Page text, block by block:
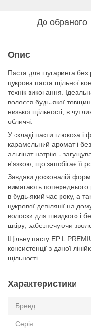
До обраного
Опис
Паста для шугаринга без
цукрова паста щільної
технік виконання.
волосся будь-якої
низької щільності, в
обличчі.
У складі пасти глюкоза і
карамельний аромат і
альгінат натрію -
в'язкою, що запобігає її
Завдяки досконалій
вимагають попереднього
в будь-який час року, а
цукрової депіляції на
волоски для швидкого і
шкіру, забезпечуючи
Щільну пасту EPIL
консистенції з даної
щільності.
Характеристики
Бренд
Серія